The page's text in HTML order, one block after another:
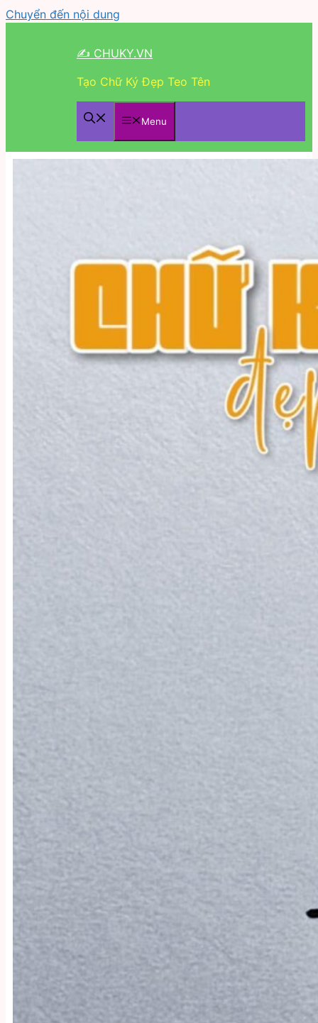
Chuyển đến nội dung
✍ CHUKY.VN
Tạo Chữ Ký Đẹp Teo Tên
Menu